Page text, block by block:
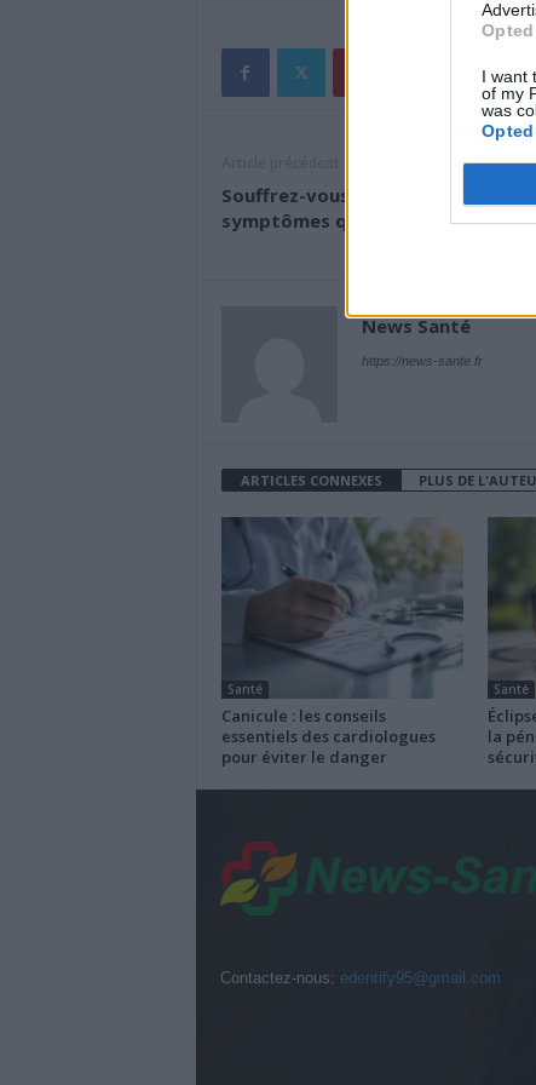
I want
of my
was
Souffrez-vous d’anxiété ? Voici les
symptômes qui le montrent
News Santé
https://news-sante.fr
ARTICLES CONNEXES PLUS DE
Santé
Canicule : les conseils
essentiels des cardiologues
pour éviter le danger
Santé
la
Contactez-nous: edentify95@gmail.com